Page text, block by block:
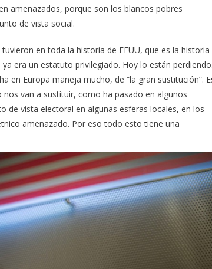
amenazados, porque son los blancos pobres
de vista social.
en toda la historia de EEUU, que es la historia
era un estatuto privilegiado. Hoy lo están
en Europa maneja mucho, de “la gran sustitución”.
van a sustituir, como ha pasado en algunos
de vista electoral en algunas esferas locales, en los
amenazado. Por eso todo esto tiene una